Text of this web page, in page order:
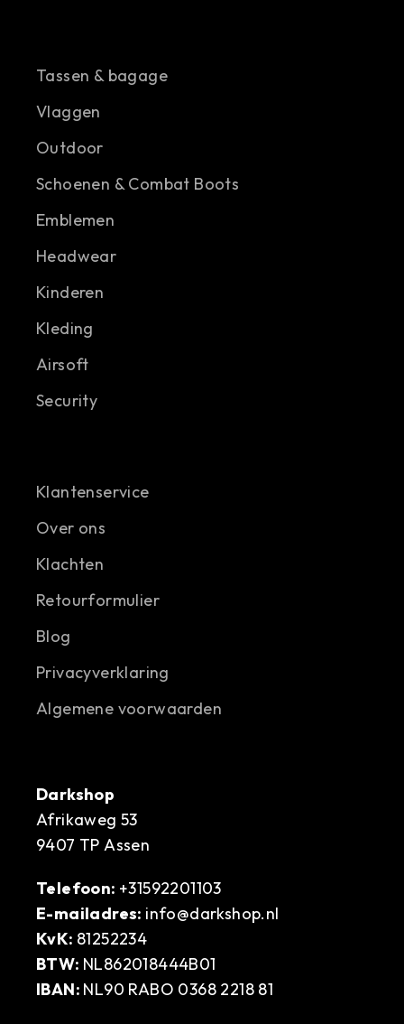
Tassen & bagage
Vlaggen
Outdoor
Schoenen & Combat Boots
Emblemen
Headwear
Kinderen
Kleding
Airsoft
Security
Klantenservice
Over ons
Klachten
Retourformulier
Blog
Privacyverklaring
Algemene voorwaarden
Darkshop
Afrikaweg 53
9407 TP Assen
Telefoon: +31592201103
E-mailadres: info@darkshop.nl
KvK: 81252234
BTW: NL862018444B01
IBAN: NL90 RABO 0368 2218 81